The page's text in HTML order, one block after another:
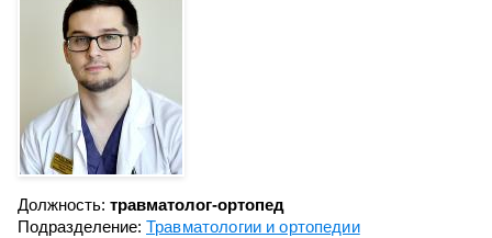
Должность: травматолог-ортопед
Подразделение: Травматологии и ортопедии